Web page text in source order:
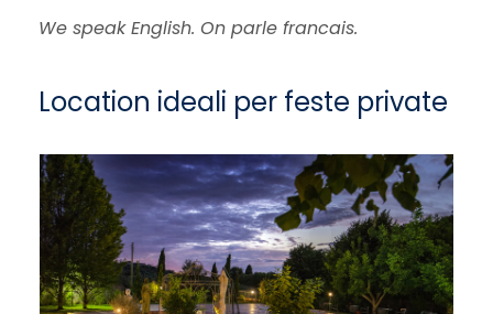
We speak English. On parle francais.
Location ideali per feste private